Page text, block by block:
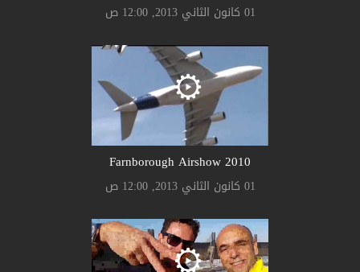
01 كانون الثاني 2013, 12:00 ص
Farnborough Airshow 2010
01 كانون الثاني 2013, 12:00 ص